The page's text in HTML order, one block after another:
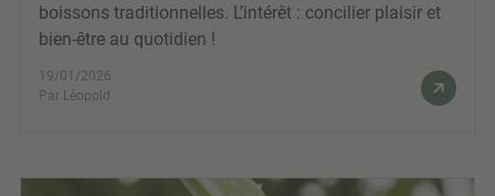
boissons traditionnelles. L’intérêt : concilier plaisir et
bien-être au quotidien !
19/01/2026
Par Léopold